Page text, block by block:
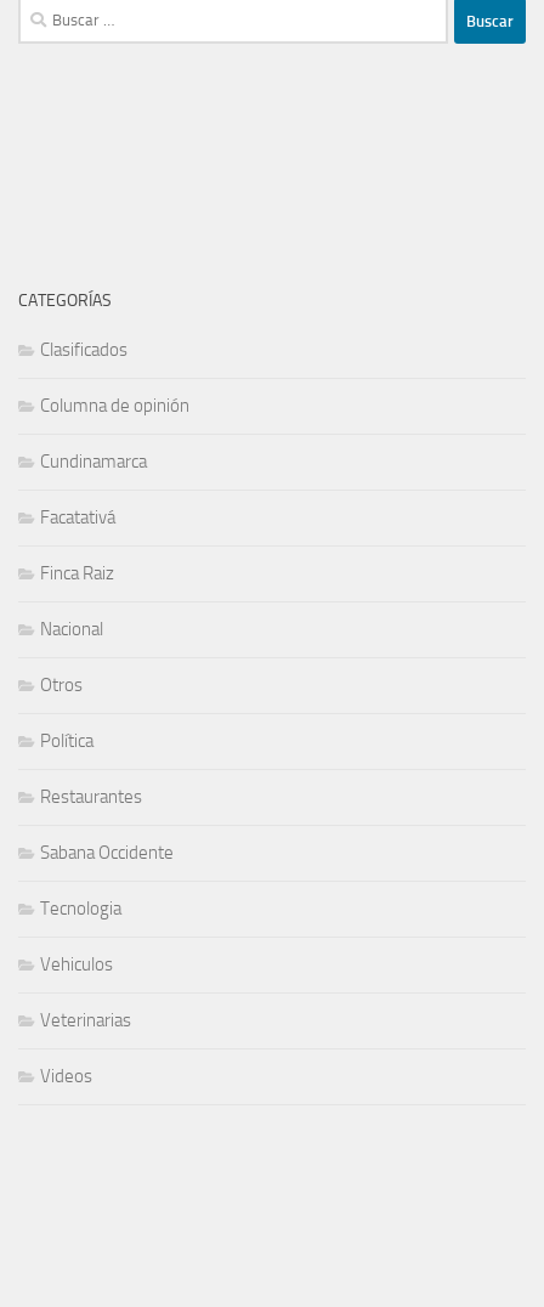
Buscar:
CATEGORÍAS
Clasificados
Columna de opinión
Cundinamarca
Facatativá
Finca Raiz
Nacional
Otros
Política
Restaurantes
Sabana Occidente
Tecnologia
Vehiculos
Veterinarias
Videos